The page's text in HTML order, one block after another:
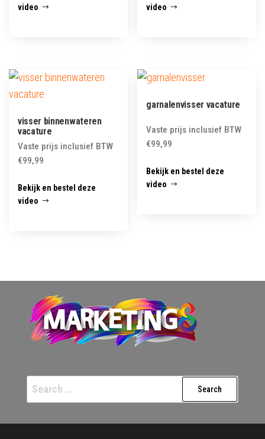
video
video
visser binnenwateren
vacature
Vaste prijs inclusief BTW
€99,99
Bekijk en bestel deze
video
garnalenvisser vacature
Vaste prijs inclusief BTW
€99,99
Bekijk en bestel deze
video
Search
for: